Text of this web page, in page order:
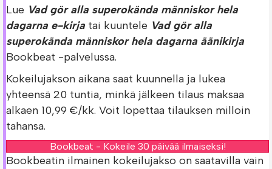
Lue Vad gör alla superokända människor hela
dagarna e-kirja tai kuuntele Vad gör alla
superokända människor hela dagarna äänikirja
Bookbeat -palvelussa.
Kokeilujakson aikana saat kuunnella ja lukea
yhteensä 20 tuntia, minkä jälkeen tilaus maksaa
alkaen 10,99 €/kk. Voit lopettaa tilauksen milloin
tahansa.
Bookbeat - Kokeile 30 päivää ilmaiseksi!
Bookbeatin ilmainen kokeilujakso on saatavilla vain